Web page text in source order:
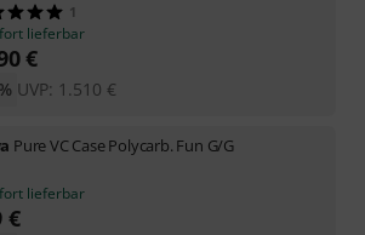
1
lieferbar
€
UVP: 1.510 €
Pure VC Case Polycarb. Fun G/G
lieferbar
€